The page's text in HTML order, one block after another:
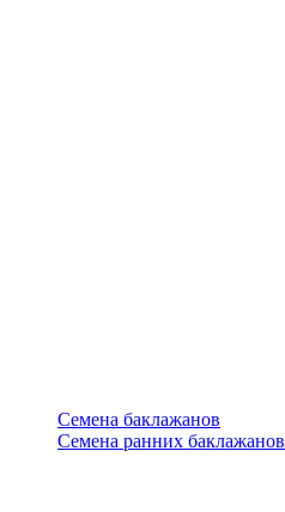
Семена баклажанов
Семена ранних баклажанов